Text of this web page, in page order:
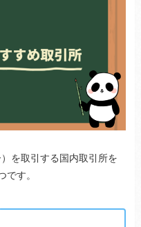
を取引する国内取引所を
です。